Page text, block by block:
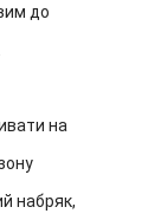
до
на
набряк,